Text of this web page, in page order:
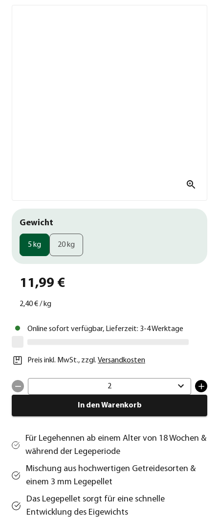
Gewicht
5 kg 20 kg
11,99 €
2,40 €/ kg
Online sofort verfügbar, Lieferzeit: 3-4 Werktage
Preis inkl. MwSt., zzgl. Versandkosten
2
In den Warenkorb
Für Legehennen ab einem Alter von 18 Wochen &
während der Legeperiode
Mischung aus hochwertigen Getreidesorten &
einem 3 mm Legepellet
Das Legepellet sorgt für eine schnelle
Entwicklung des Eigewichts